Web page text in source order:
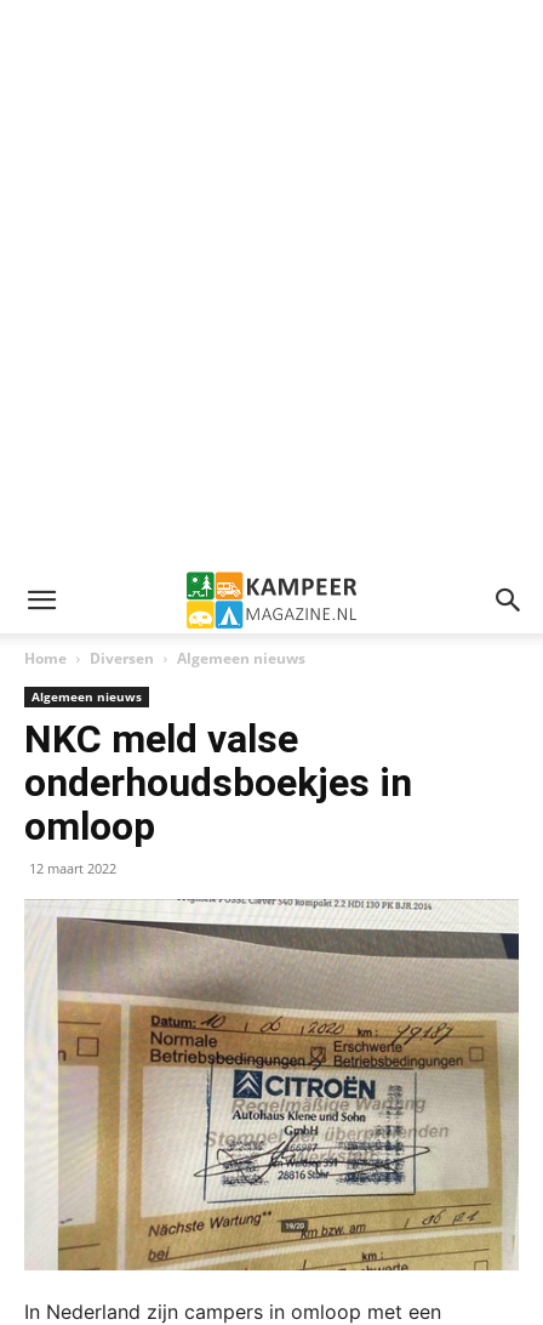
Home Diversen Algemeen nieuws
Algemeen nieuws
NKC meld valse
onderhoudsboekjes in
omloop
12 maart 2022
In Nederland zijn campers in omloop met een